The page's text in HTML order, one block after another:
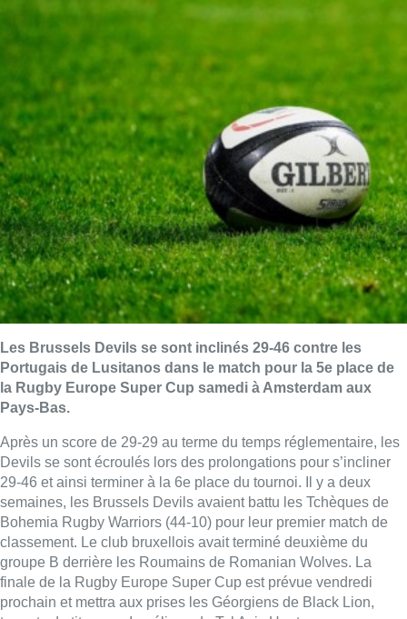
Les Brussels Devils se sont inclinés 29-46 contre les
Portugais de Lusitanos dans le match pour la 5e place de
la Rugby Europe Super Cup samedi à Amsterdam aux
Pays-Bas.
Après un score de 29-29 au terme du temps réglementaire, les
Devils se sont écroulés lors des prolongations pour s’incliner
29-46 et ainsi terminer à la 6e place du tournoi. Il y a deux
semaines, les Brussels Devils avaient battu les Tchèques de
Bohemia Rugby Warriors (44-10) pour leur premier match de
classement. Le club bruxellois avait terminé deuxième du
groupe B derrière les Roumains de Romanian Wolves. La
finale de la Rugby Europe Super Cup est prévue vendredi
prochain et mettra aux prises les Géorgiens de Black Lion,